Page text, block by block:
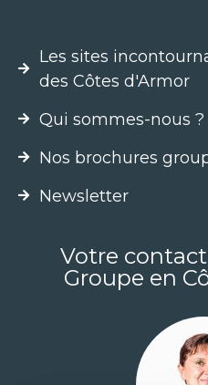
Les sites
des Côtes d'Armor
Qui sommes-nous ?
Nos brochures
Newsletter
Votre
Groupe en